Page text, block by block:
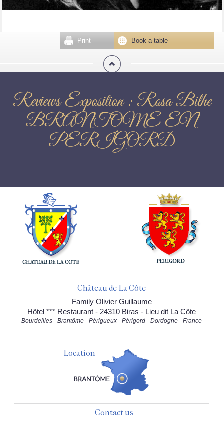
Book a table
Print
Reviews Exposition : Rosa Bilhe
BRANTOME EN
PERIGORD
Château de La Côte
Family Olivier Guillaume
Hôtel *** Restaurant - 24310 Biras - Lieu dit La Côte
Bourdeilles - Brantôme - Périgueux - Périgord - Dordogne - France
Location
Contact us